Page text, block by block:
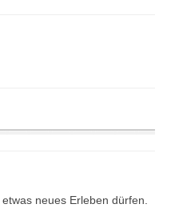
neues Erleben dürfen.